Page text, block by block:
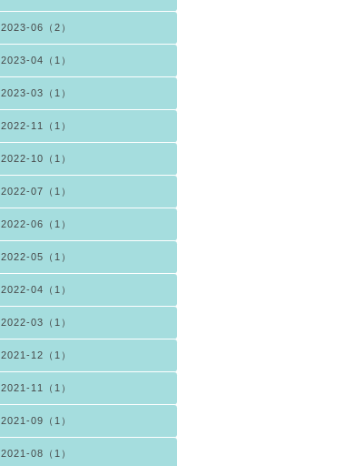
2023-06（2）
2023-04（1）
2023-03（1）
2022-11（1）
2022-10（1）
2022-07（1）
2022-06（1）
2022-05（1）
2022-04（1）
2022-03（1）
2021-12（1）
2021-11（1）
2021-09（1）
2021-08（1）